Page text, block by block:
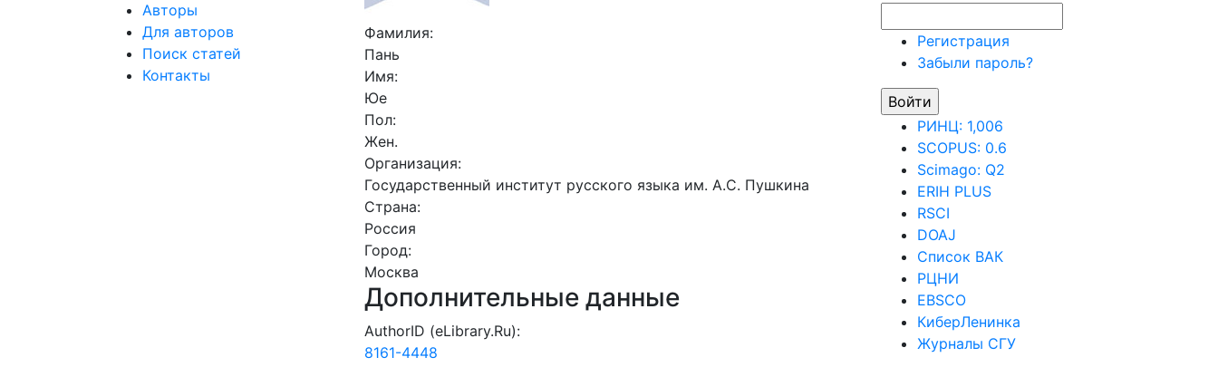
Авторы
Для авторов
Поиск статей
Контакты
Фамилия:
Пань
Имя:
Юе
Пол:
Жен.
Организация:
Государственный институт русского языка им. А.С. Пушкина
Страна:
Россия
Город:
Москва
Дополнительные данные
AuthorID (eLibrary.Ru):
8161-4448
Регистрация
Забыли пароль?
РИНЦ: 1,006
SCOPUS: 0.6
Scimago: Q2
ERIH PLUS
RSCI
DOAJ
Список ВАК
РЦНИ
EBSCO
КиберЛенинка
Журналы СГУ